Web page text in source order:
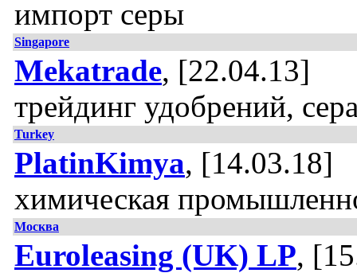
импорт серы
Singapore
Mekatrade, [22.04.13]
трейдинг удобрений,
Turkey
PlatinKimya, [14.03.18]
химическая
Москва
Euroleasing (UK) LP,